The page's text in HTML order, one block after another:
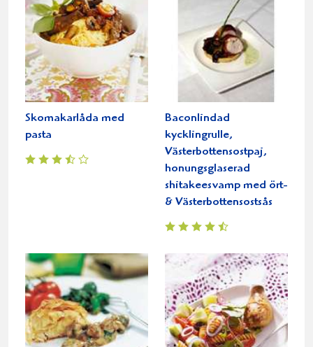
Skomakarlåda med
pasta
Baconlindad
kycklingrulle,
Västerbottensostpaj,
honungsglaserad
shitakeesvamp med ört-
& Västerbottensostsås